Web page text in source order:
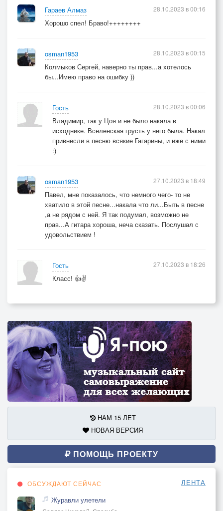
Гараев Алмаз
Хорошо спел! Браво!++++++++
28.10.2023 в 00:16
osman1953
Колмыков Сергей, наверно ты прав...а хотелось
бы...Имею право на ошибку ))
28.10.2023 в 00:15
Гость
Владимир, так у Цоя и не было накала в
исходнике. Вселенская грусть у него была. Накал
привнесли в песню всякие Гагарины, и иже с ними
:)
28.10.2023 в 00:06
osman1953
Павел, мне показалось, что немного чего- то не
хватило в этой песне...накала что ли...Быть в песне
,а не рядом с ней. Я так подумал, возможно не
прав...А гитара хороша, неча сказать. Послушал с
удовольствием !
27.10.2023 в 18:49
Гость
Класс! 👍✌️
27.10.2023 в 18:26
НАМ 15 ЛЕТ
НОВАЯ ВЕРСИЯ
ПОМОЩЬ ПРОЕКТУ
ОБСУЖДАЮТ СЕЙЧАС ЛЕНТА
Журавли улетели